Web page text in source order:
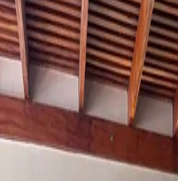
Sobre oLeDue
OLeDue Padaria Artesanal
Patrimonio de São João Batista,
parte da curadoria do Kafex.
Selecionado pela nossa
boa experiência para quem
, seja em uma